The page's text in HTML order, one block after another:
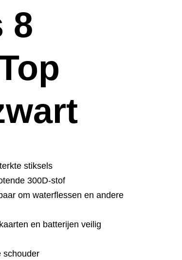
8
stiksels
300D-stof
om waterflessen en andere
en batterijen veilig
schouder